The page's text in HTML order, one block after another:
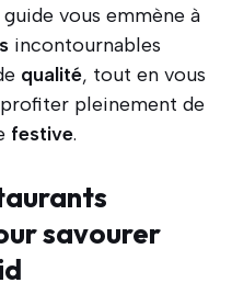
vous emmène à
incontournables
qualité, tout en vous
pleinement de
festive.
savourer